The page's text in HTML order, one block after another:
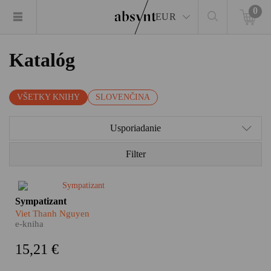
EUR
0
Katalóg
VŠETKY KNIHY SLOVENČINA
Usporiadanie
Filter
Jeden je agent vietnamských
komunistov, druhý slúži
juhovietnamskému
demokratickému režimu. Sú
Rozštiepená osobnosť i
Sympatizant
Viet Thanh Nguyen
e-kniha
15,21 €